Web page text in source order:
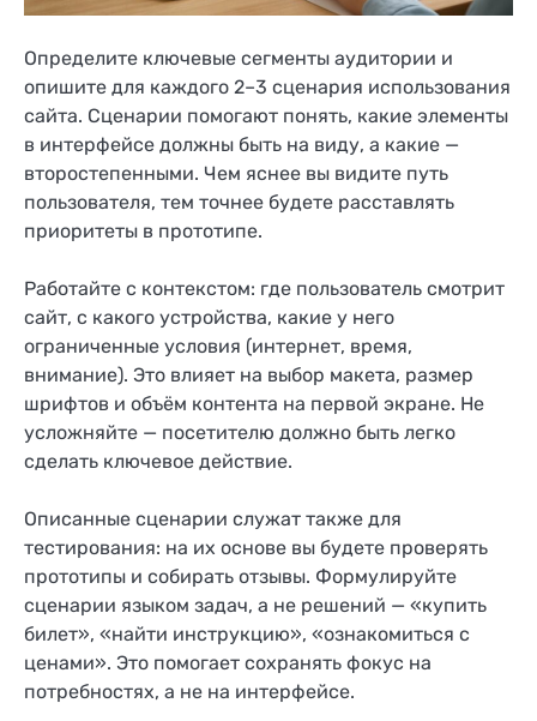
Определите ключевые сегменты аудитории и
опишите для каждого 2–3 сценария использования
сайта. Сценарии помогают понять, какие элементы
в интерфейсе должны быть на виду, а какие —
второстепенными. Чем яснее вы видите путь
пользователя, тем точнее будете расставлять
приоритеты в прототипе.
Работайте с контекстом: где пользователь смотрит
сайт, с какого устройства, какие у него
ограниченные условия (интернет, время,
внимание). Это влияет на выбор макета, размер
шрифтов и объём контента на первой экране. Не
усложняйте — посетителю должно быть легко
сделать ключевое действие.
Описанные сценарии служат также для
тестирования: на их основе вы будете проверять
прототипы и собирать отзывы. Формулируйте
сценарии языком задач, а не решений — «купить
билет», «найти инструкцию», «ознакомиться с
ценами». Это помогает сохранять фокус на
потребностях, а не на интерфейсе.